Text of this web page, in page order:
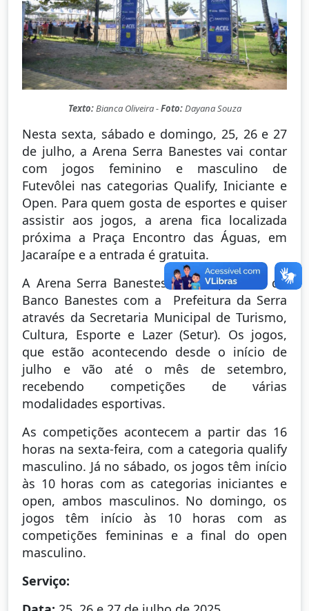
Texto:Bianca Oliveira -Foto:Dayana Souza
Nesta sexta, sábado e domingo, 25, 26 e 27
de julho, a Arena Serra Banestes vai contar
com jogos feminino e masculino de
Futevôlei nas categorias Qualify, Iniciante e
Open. Para quem gosta de esportes e quiser
assistir aos jogos, a arena fica localizada
próxima a Praça Encontro das Águas, em
Jacaraípe e a entrada é gratuita.
A Arena Serra Banestes é uma parceria do
Banco Banestes com a Prefeitura da Serra
através da Secretaria Municipal de Turismo,
Cultura, Esporte e Lazer (Setur). Os jogos,
que estão acontecendo desde o início de
julho e vão até o mês de setembro,
recebendo competições de várias
modalidades esportivas.
As competições acontecem a partir das 16
horas na sexta-feira, com a categoria qualify
masculino. Já no sábado, os jogos têm início
às 10 horas com as categorias iniciantes e
open, ambos masculinos. No domingo, os
jogos têm início às 10 horas com as
competições femininas e a final do open
masculino.
Serviço: